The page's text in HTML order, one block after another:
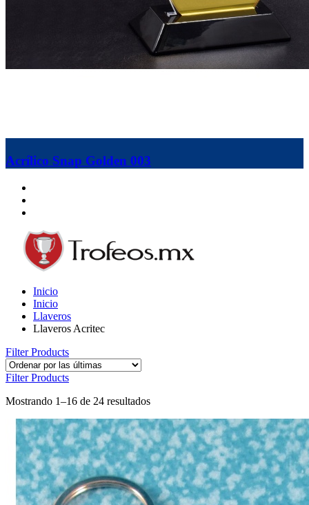
Acrílico Snap Golden 003
Inicio
Inicio
Llaveros
Llaveros Acritec
Filter Products
Filter Products
Mostrando 1–16 de 24 resultados